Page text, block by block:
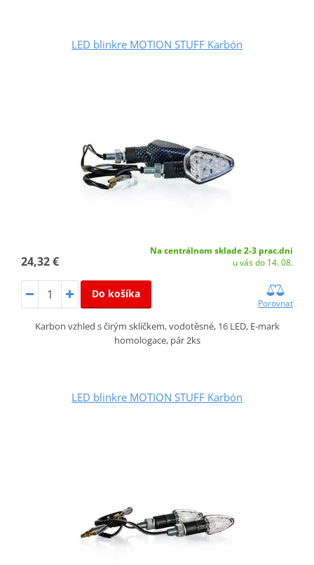
LED blinkre MOTION STUFF Karbón
24,32 €
Na centrálnom sklade 2-3 prac.dni
u vás do 14. 08.
Do košíka
Porovnať
Karbon vzhled s čirým sklíčkem, vodotěsné, 16 LED, E-mark
homologace, pár 2ks
LED blinkre MOTION STUFF Karbón